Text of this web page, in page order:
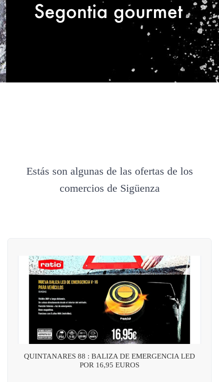
Estás son algunas de las ofertas de los
comercios de Sigüenza
QUINTANARES 88 : BALIZA DE EMERGENCIA LED
POR 16,95 EUROS